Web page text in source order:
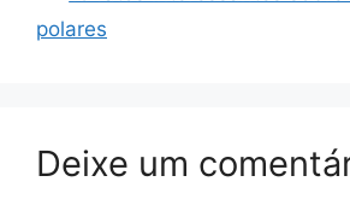
polares
Deixe um